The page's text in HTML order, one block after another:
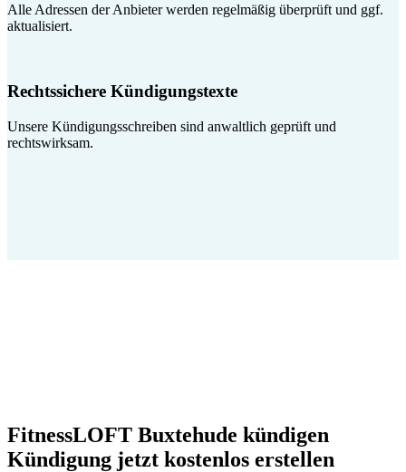
Alle Adressen der Anbieter werden regelmäßig überprüft und ggf.
aktualisiert.
Rechtssichere Kündigungstexte
Unsere Kündigungsschreiben sind anwaltlich geprüft und
rechtswirksam.
FitnessLOFT Buxtehude kündigen
Kündigung jetzt kostenlos erstellen